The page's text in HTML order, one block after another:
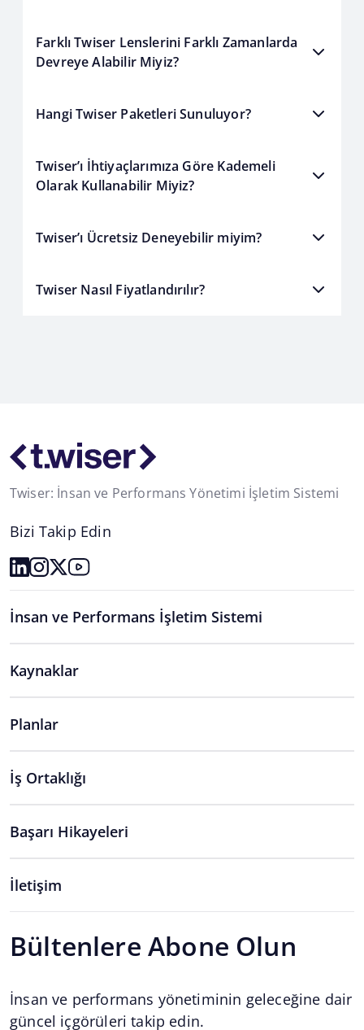
Farklı Twiser Lenslerini Farklı Zamanlarda
Devreye Alabilir Miyiz?
Hangi Twiser Paketleri Sunuluyor?
Twiser’ı İhtiyaçlarımıza Göre Kademeli
Olarak Kullanabilir Miyiz?
Twiser’ı Ücretsiz Deneyebilir miyim?
Twiser Nasıl Fiyatlandırılır?
Twiser: İnsan ve Performans Yönetimi İşletim Sistemi
Bizi Takip Edin
İnsan ve Performans İşletim Sistemi
Kaynaklar
Planlar
İş Ortaklığı
Başarı Hikayeleri
İletişim
Bültenlere Abone Olun
İnsan ve performans yönetiminin geleceğine dair
güncel içgörüleri takip edin.